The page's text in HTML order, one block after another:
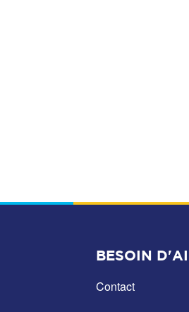
BESOIN
Contact